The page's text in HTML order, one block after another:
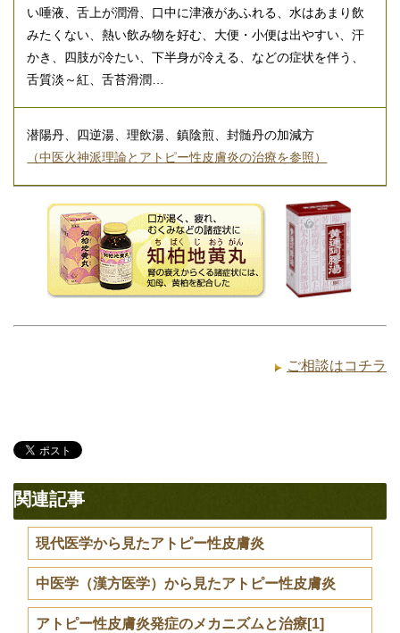
い唾液、舌上が潤滑、口中に津液があふれる、水はあまり飲
みたくない、熱い飲み物を好む、大便・小便は出やすい、汗
かき、四肢が冷たい、下半身が冷える、などの症状を伴う、
舌質淡～紅、舌苔滑潤…
潜陽丹、四逆湯、理飲湯、鎮陰煎、封髄丹の加減方
（中医火神派理論とアトピー性皮膚炎の治療を参照）
ご相談はコチラ
関連記事
現代医学から見たアトピー性皮膚炎
中医学（漢方医学）から見たアトピー性皮膚炎
アトピー性皮膚炎発症のメカニズムと治療[1]